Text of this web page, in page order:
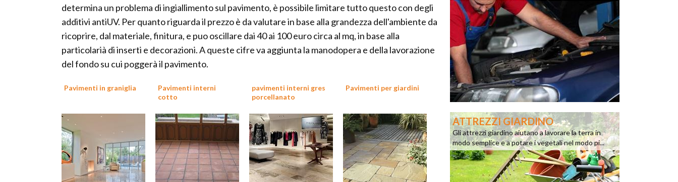
determina un problema di ingiallimento sul pavimento, è possibile limitare tutto questo con degli
additivi antiUV. Per quanto riguarda il prezzo è da valutare in base alla grandezza dell'ambiente da
ricoprire, dal materiale, finitura, e puo oscillare dai 40 ai 100 euro circa al mq, in base alla
particolarià di inserti e decorazioni. A queste cifre va aggiunta la manodopera e della lavorazione
del fondo su cui poggerà il pavimento.
Pavimenti in graniglia
Pavimenti interni
cotto
pavimenti interni gres
porcellanato
Pavimenti per giardini
ATTREZZI GIARDINO
Gli attrezzi giardino aiutano a lavorare la terra in
modo semplice e a potare i vegetali nel modo pi...